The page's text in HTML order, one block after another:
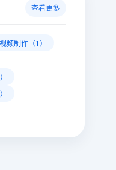
查看更多
频制作（1）